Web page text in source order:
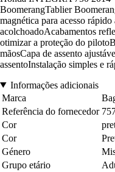
BoomerangTablier
magnética para acesso
acolchoadoAcabamentos
otimizar a proteção do
mãosCapa de assento
assentoInstalação simples e
Informações adicionais
Marca
Referência do fornecedor
Cor
Cor
Género
Grupo etário